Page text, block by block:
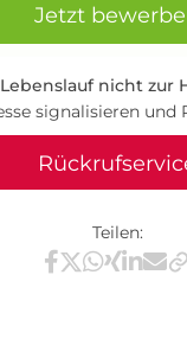
Jetzt
Lebenslauf nicht zur
signalisieren und
Teilen:
Teilen via
Teilen via X /
Teilen via
Teilen via
Teilen